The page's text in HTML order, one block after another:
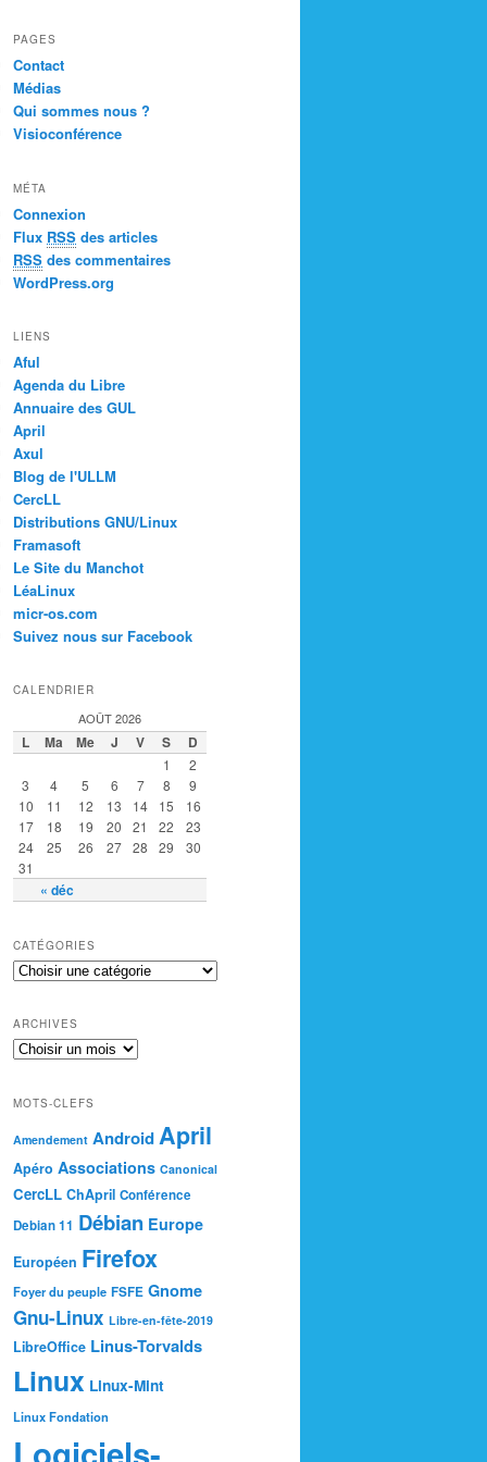
PAGES
Contact
Médias
Qui sommes nous ?
Visioconférence
MÉTA
Connexion
Flux RSS des articles
RSS des commentaires
WordPress.org
LIENS
Aful
Agenda du Libre
Annuaire des GUL
April
Axul
Blog de l'ULLM
CercLL
Distributions GNU/Linux
Framasoft
Le Site du Manchot
LéaLinux
micr-os.com
Suivez nous sur Facebook
CALENDRIER
AOÛT 2026
L Ma Me J V S D
« déc
1
2
3
4 5 6 7 8
9
10
11 12 13 14 15
16
17
18 19 20 21 22
23
24
25 26 27 28 29
30
31
CATÉGORIES
ARCHIVES
MOTS-CLEFS
Amendement AndroidApril
Apéro Associations Canonical
CercLL ChApril Conférence
Debian 11 Débian Europe
Européen Firefox
Foyer du peuple FSFE Gnome
Gnu-Linux Libre-en-fête-2019
LibreOffice Linus-Torvalds
Linux Linux-Mint
Linux Fondation
Logiciels-